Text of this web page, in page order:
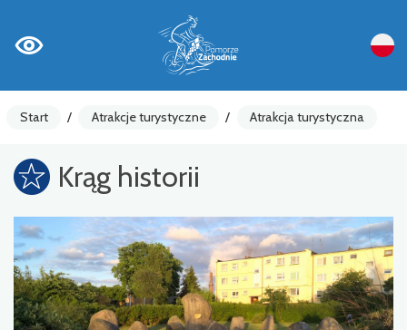
Start / Atrakcje turystyczne / Atrakcja turystyczna
Krąg historii